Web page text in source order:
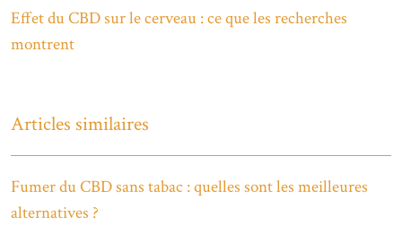
Effet du CBD sur le cerveau : ce que les recherches
montrent
Articles similaires
Fumer du CBD sans tabac : quelles sont les meilleures
alternatives ?